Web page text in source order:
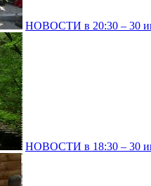
НОВОСТИ в 20:30 – 30
НОВОСТИ в 18:30 – 30